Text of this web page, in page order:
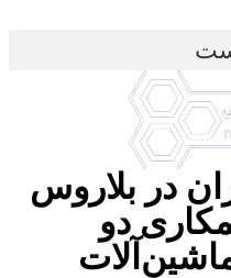
در بلاروس
دو